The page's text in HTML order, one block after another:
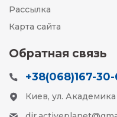
Рассылка
Карта сайта
Обратная связь
+38(068)167-30-
Киев, ул. Академика